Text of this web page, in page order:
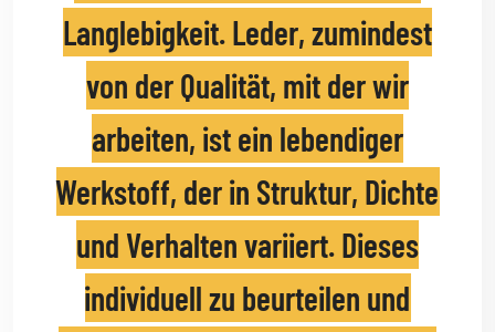
Langlebigkeit. Leder, zumindest
von der Qualität, mit der wir
arbeiten, ist ein lebendiger
Werkstoff, der in Struktur, Dichte
und Verhalten variiert. Dieses
individuell zu beurteilen und